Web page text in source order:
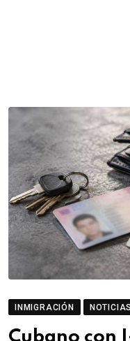
INMIGRACIÓN
Cubano con